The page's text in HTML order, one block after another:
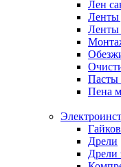
Лен
Ленты
Ленты
Пасты
Пена
Дрели
Дрели